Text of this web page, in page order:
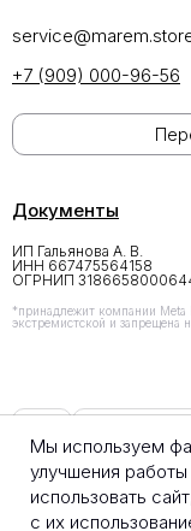
Мы используем
улучшения
использовать
с их
+7 (909) 000-96-56
*принадлежит компании Meta
экстремистской и запрещена
ИП Гальянова А. В.
ИНН 667475564158
ОГРНИП
Документы